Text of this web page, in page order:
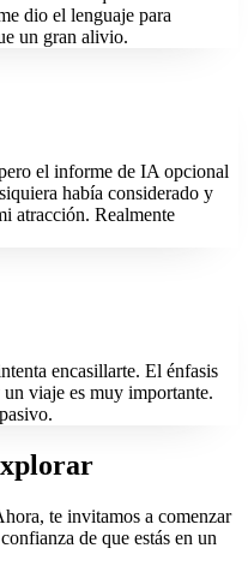
dio el lenguaje para
un gran alivio.
el informe de IA opcional
había considerado y
atracción. Realmente
encasillarte. El énfasis
viaje es muy importante.
te invitamos a comenzar
de que estás en un